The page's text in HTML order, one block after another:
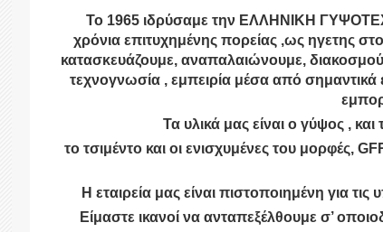
Το 1965 ιδρύσαμε την ΕΛΛΗΝΙΚΗ
χρόνια επιτυχημένης πορείας ,ως ηγετης
κατασκευάζουμε, αναπαλαιώνουμε,
τεχνογνωσία , εμπειρία μέσα από σημαντικά
Τα υλικά μας είναι ο γύψος ,
το τσιμέντο και οι ενισχυμένες του μορφές,
Η εταιρεία μας είναι πιστοποιημένη για
Είμαστε ικανοί να ανταπεξέλθουμε σ’